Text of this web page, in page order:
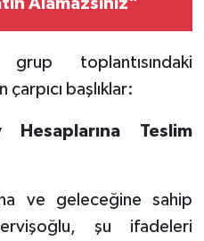
toplantısındaki
çarpıcı başlıklar:
Hesaplarına Teslim
ve geleceğine sahip
şu ifadeleri